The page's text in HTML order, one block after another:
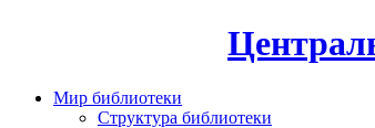
Мир библиотеки
Структура библиотеки